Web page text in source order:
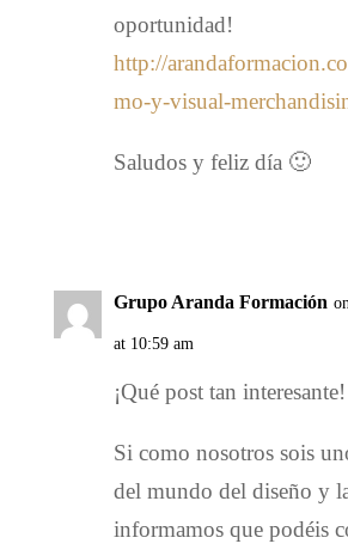
oportunidad!
http://
mo-y-visual-
Saludos y feliz día 🙂
Grupo Aranda Formación
at 10:59 am
¡Qué post tan
Si como nosotros sois
del mundo del diseño y
informamos que podéis